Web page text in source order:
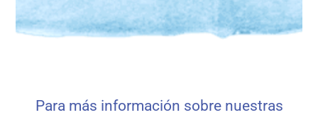
Para más información sobre nuestras